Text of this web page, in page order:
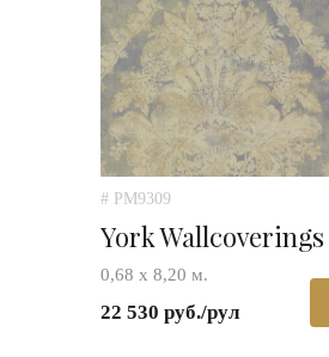
# PM9309
York Wallcoverings
0,68 х 8,20 м.
22 530 руб./рул